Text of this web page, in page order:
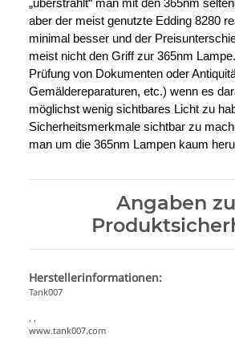
„überstrahlt“ man mit den 365nm
aber der meist genutzte Edding 8280
minimal besser und der
meist nicht den Griff zur 365nm
Prüfung von Dokumenten oder
Gemäldereparaturen, etc.) wenn es
möglichst wenig sichtbares Licht zu
Sicherheitsmerkmale sichtbar zu
man um die 365nm Lampen kaum
Angaben
Herstellerinformationen:
Tank007
, ,
www.tank007.com